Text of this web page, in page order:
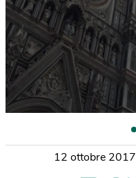
12 ottobre 2017